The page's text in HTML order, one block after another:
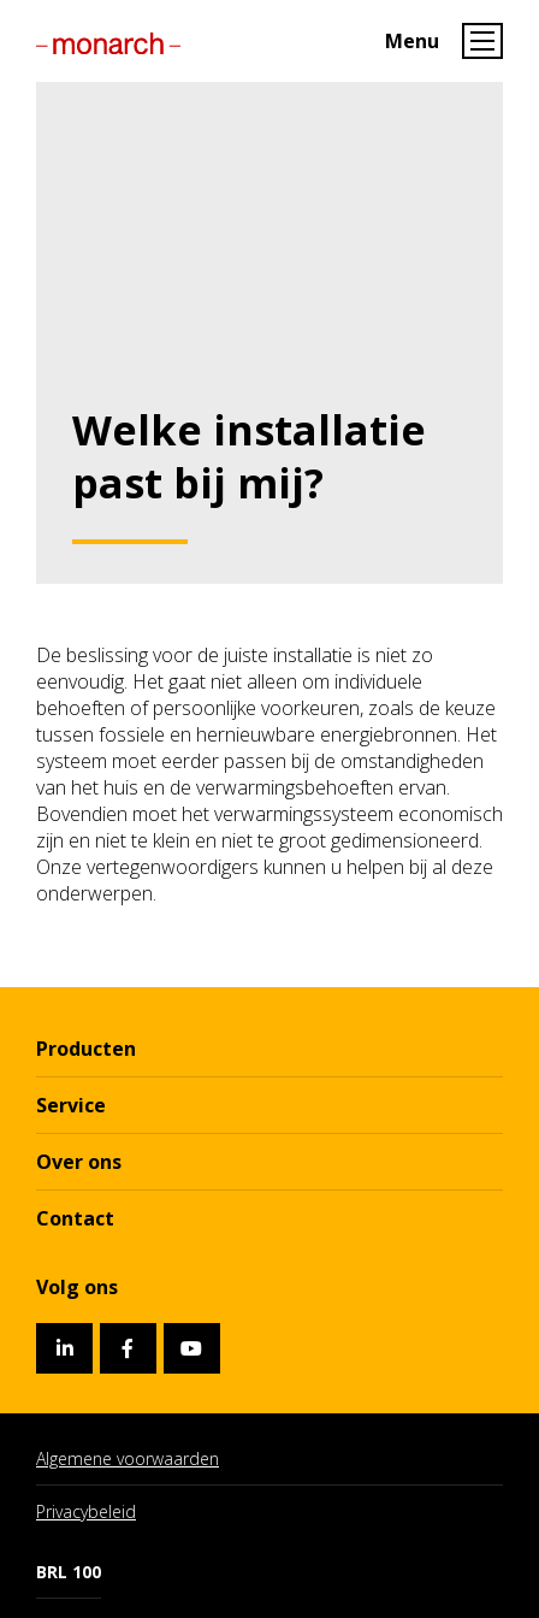
Menu
Welke installatie
past bij mij?
De beslissing voor de juiste installatie is niet zo
eenvoudig. Het gaat niet alleen om individuele
behoeften of persoonlijke voorkeuren, zoals de keuze
tussen fossiele en hernieuwbare energiebronnen. Het
systeem moet eerder passen bij de omstandigheden
van het huis en de verwarmingsbehoeften ervan.
Bovendien moet het verwarmingssysteem economisch
zijn en niet te klein en niet te groot gedimensioneerd.
Onze vertegenwoordigers kunnen u helpen bij al deze
onderwerpen.
Producten
Service
Over ons
Contact
Volg ons
Algemene voorwaarden
Privacybeleid
BRL 100